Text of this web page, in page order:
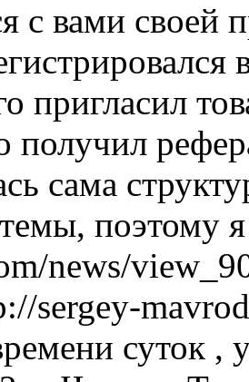
с вами своей
пригласил
получил
сама
поэтому
news/
sergey-
суток